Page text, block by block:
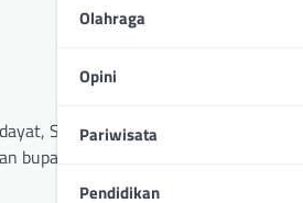
Olahraga
Opini
Pariwisata
Pendidikan
SIK menghadiri rapat lintas
bupati dan wakil bupati lombok